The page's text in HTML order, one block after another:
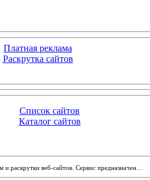
Платная реклама
Раскрутка сайтов
Список сайтов
Каталог сайтов
раскрутки веб-сайтов. Сервис предназначен…